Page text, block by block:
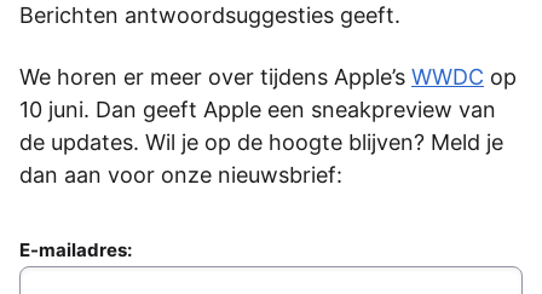
Berichten antwoordsuggesties geeft.
We horen er meer over tijdens Apple’s WWDC op
10 juni. Dan geeft Apple een sneakpreview van
de updates. Wil je op de hoogte blijven? Meld je
dan aan voor onze nieuwsbrief:
E-mailadres: